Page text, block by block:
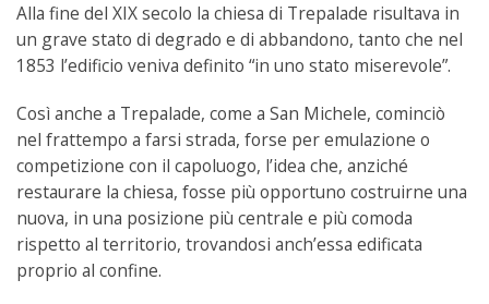
Alla fine del XIX secolo la chiesa di Trepalade risultava in
un grave stato di degrado e di abbandono, tanto che nel
1853 l’edificio veniva definito “in uno stato miserevole”.
Così anche a Trepalade, come a San Michele, cominciò
nel frattempo a farsi strada, forse per emulazione o
competizione con il capoluogo, l’idea che, anziché
restaurare la chiesa, fosse più opportuno costruirne una
nuova, in una posizione più centrale e più comoda
rispetto al territorio, trovandosi anch’essa edificata
proprio al confine.